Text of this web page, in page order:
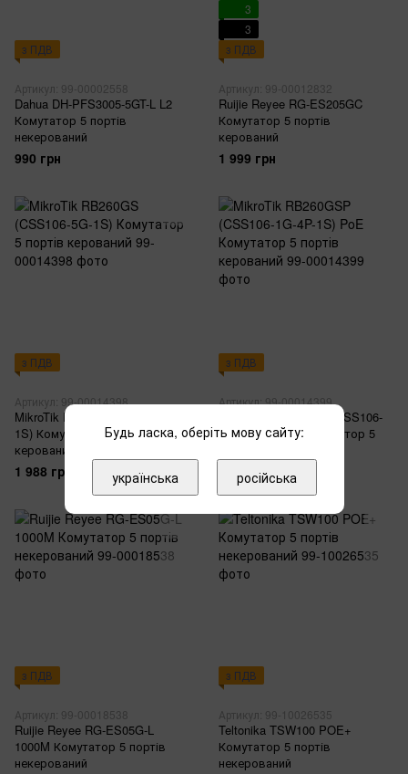
з ПДВ
Артикул: 99-00002558
Dahua DH-PFS3005-5GT-L L2
Комутатор 5 портів
некерований
990 грн
3
3
з ПДВ
Артикул: 99-00012832
Ruijie Reyee RG-ES205GC
Комутатор 5 портів
керований
1 999 грн
з ПДВ
Артикул: 99-00014398
MikroTik RB260GS (CSS106-5G-
1S) Комутатор 5 портів
керований
1 988 грн
з ПДВ
Артикул: 99-00014399
MikroTik RB260GSP (CSS106-
1G-4P-1S) PoE Комутатор 5
2 595 грн
з ПДВ
Артикул: 99-00018538
Ruijie Reyee RG-ES05G-L
1000M Комутатор 5 портів
некерований
з ПДВ
Артикул: 99-10026535
Teltonika TSW100 POE+
Комутатор 5 портів
некерований
Будь ласка, оберіть мову сайту:
українська російська